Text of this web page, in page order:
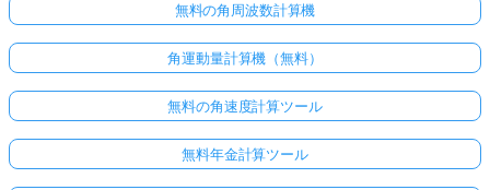
無料の角周波数計算機
角運動量計算機（無料）
無料の角速度計算ツール
無料年金計算ツール